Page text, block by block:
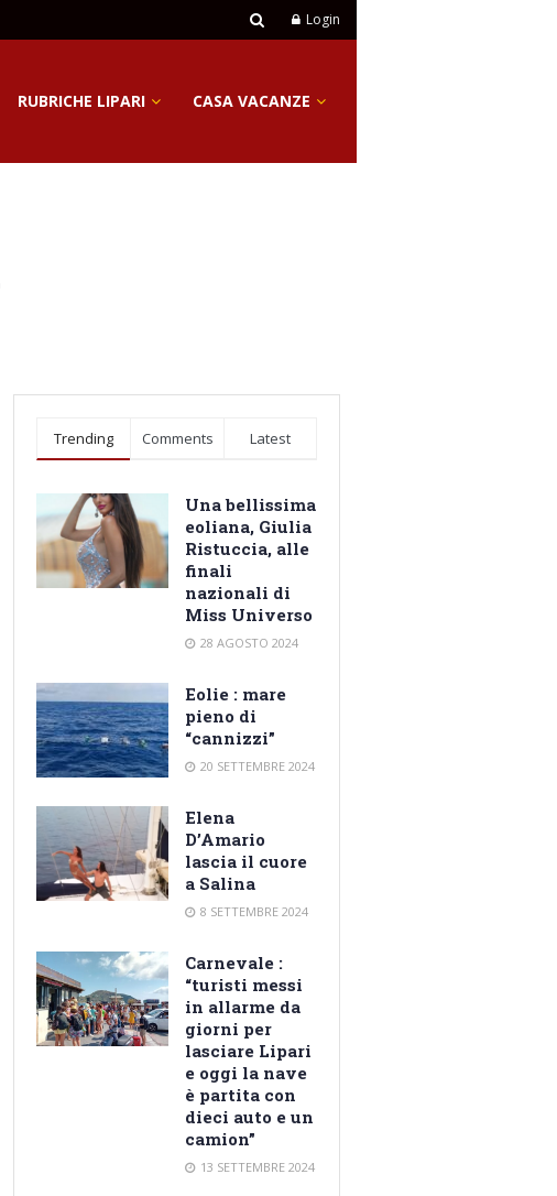
Login
RUBRICHE LIPARI CASA VACANZE
Trending Comments Latest
Una bellissima
eoliana, Giulia
Ristuccia, alle
finali
nazionali di
Miss Universo
28 AGOSTO 2024
Eolie : mare
pieno di
“cannizzi”
20 SETTEMBRE 2024
Elena
D’Amario
lascia il cuore
a Salina
8 SETTEMBRE 2024
Carnevale :
“turisti messi
in allarme da
giorni per
lasciare Lipari
e oggi la nave
è partita con
dieci auto e un
camion”
13 SETTEMBRE 2024